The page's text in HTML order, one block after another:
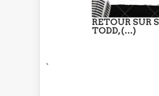
RETOUR SUR
TODD, (…)
`